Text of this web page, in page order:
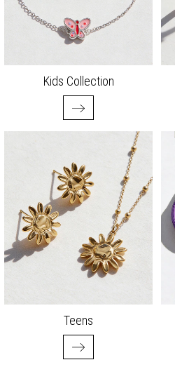
Kids Collection
Teens